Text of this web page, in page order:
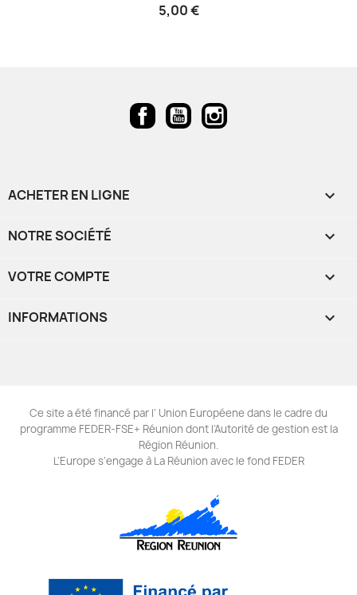
5,00 €
FacebookYouTube
ACHETER EN LIGNE 
NOTRE SOCIÉTÉ 
VOTRE COMPTE 
INFORMATIONS keyboard_arrow_down
Ce site a été financé par l' Union Européene dans le cadre du
programme FEDER-FSE+ Réunion dont l'Autorité de gestion est la
Région Réunion.
L'Europe s'engage à La Réunion avec le fond FEDER